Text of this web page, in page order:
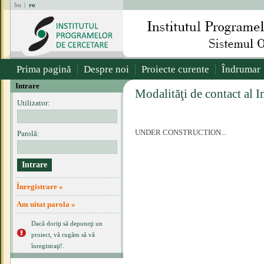
hu | ro
Prima pagină Despre noi Proiecte curente Îndrumar
Intrare
Utilizator:
Parolă:
Înregistrare »
Am uitat parola »
Dacă doriţi să depuneţi un
proiect, vă rugăm să vă
înregistraţi!.
Modalităţi de contact al
UNDER CONSTRUCTION...